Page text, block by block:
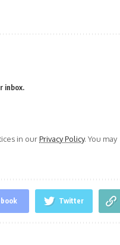
inbox.
in ourPrivacy Policy. You may
Twitter